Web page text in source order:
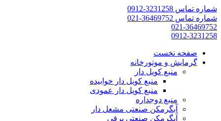
شماره تماس 3231258-0912
شماره تماس 36469752-021
021-36469752
0912-3231258
صفحه نخست
گرمایش و موتورخانه
منبع کویل دار
منبع کویل دار خوابیده
منبع کویل دار عمودی
منبع دوجداره
آبگرمکن صنعتی مشعل دار
آبگرمکن صنعتی برقی